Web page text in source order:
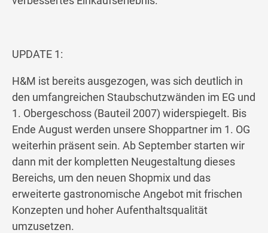
UPDATE 1:
H&M ist bereits ausgezogen, was sich deutlich in
den umfangreichen Staubschutzwänden im EG und
1. Obergeschoss (Bauteil 2007) widerspiegelt. Bis
Ende August werden unsere Shoppartner im 1. OG
weiterhin präsent sein. Ab September starten wir
dann mit der kompletten Neugestaltung dieses
Bereichs, um den neuen Shopmix und das
erweiterte gastronomische Angebot mit frischen
Konzepten und hoher Aufenthaltsqualität
umzusetzen.